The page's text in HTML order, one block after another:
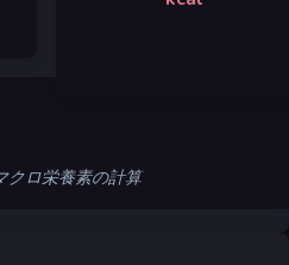
クロ栄養素の計算